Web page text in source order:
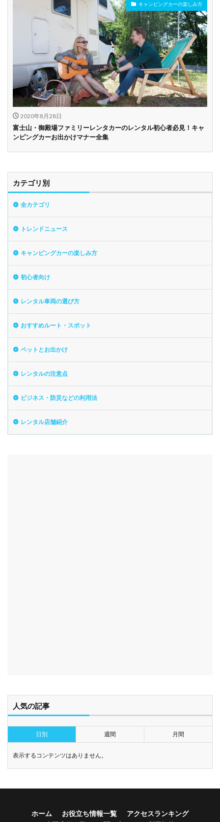
キャンピングカーの楽しみ方
2020年8月28日
富士山・御殿場ファミリーレンタカーのレンタル初心者必見！キャ
ンピングカーお出かけマナー全集
カテゴリ別
全カテゴリ
トレンドニュース
キャンピングカーの楽しみ方
初心者向け
レンタル車両の選び方
おすすめルート・スポット
ペットとお出かけ
レンタルの注意点
ビジネス・防災などの利用法
レンタル店舗紹介
人気の記事
日別 週間 月間
表示するコンテンツはありません。
ホーム お役立ち情報一覧
アクセスランキング